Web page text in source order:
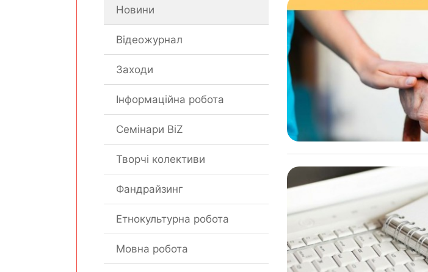
Новини
Відеожурнал
Заходи
Інформаційна робота
Семінари BiZ
Творчі колективи
Фандрайзинг
Етнокультурна робота
Мовна робота